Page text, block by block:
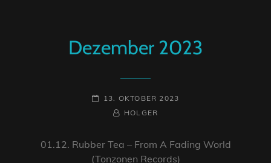
Dezember 2023
POSTED-
13. OKTOBER 2023
BY
BYLINEHOLGER
01.12. Rubber Tea – From A Fading World
(Tonzonen Records)